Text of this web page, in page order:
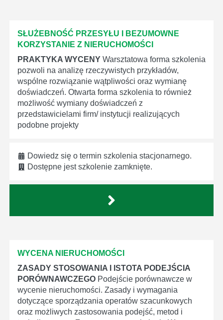
SŁUŻEBNOŚĆ PRZESYŁU I BEZUMOWNE
KORZYSTANIE Z NIERUCHOMOŚCI
PRAKTYKA WYCENY Warsztatowa forma szkolenia
pozwoli na analizę rzeczywistych przykładów,
wspólne rozwiązanie wątpliwości oraz wymianę
doświadczeń. Otwarta forma szkolenia to również
możliwość wymiany doświadczeń z
przedstawicielami firm/ instytucji realizujących
podobne projekty
Dowiedz się o termin szkolenia stacjonarnego.
Dostępne jest szkolenie zamknięte.
WYCENA NIERUCHOMOŚCI
ZASADY STOSOWANIA I ISTOTA PODEJŚCIA
PORÓWNAWCZEGO Podejście porównawcze w
wycenie nieruchomości. Zasady i wymagania
dotyczące sporządzania operatów szacunkowych
oraz możliwych zastosowania podejść, metod i